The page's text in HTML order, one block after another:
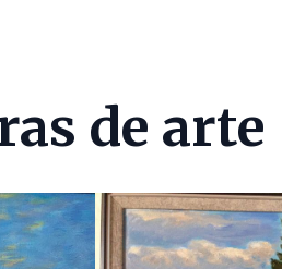
de arte